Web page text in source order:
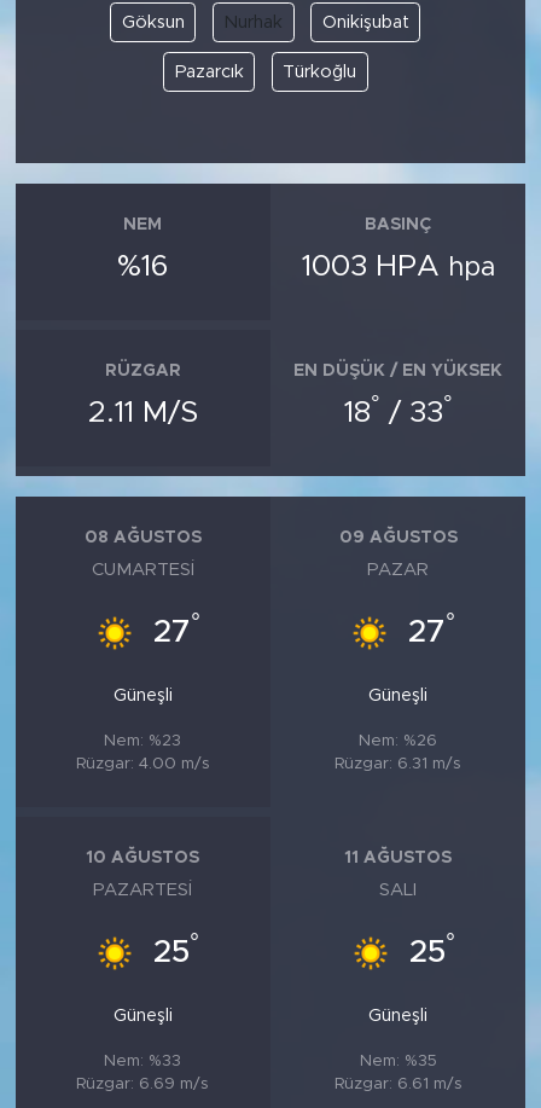
Göksun Nurhak Onikişubat
Pazarcık Türkoğlu
NEM
%16
BASINÇ
1003 HPA hpa
RÜZGAR
2.11 M/S
EN DÜŞÜK / EN YÜKSEK
18° / 33°
08 AĞUSTOS
CUMARTESI
27°
Güneşli
Nem: %23
Rüzgar: 4.00 m/s
09 AĞUSTOS
PAZAR
27°
Güneşli
Nem: %26
Rüzgar: 6.31 m/s
10 AĞUSTOS
PAZARTESI
25°
Güneşli
Nem: %33
Rüzgar: 6.69 m/s
11 AĞUSTOS
SALI
25°
Güneşli
Nem: %35
Rüzgar: 6.61 m/s
SPOR
KÜLTÜR SANAT
TARİH
FOTO GALERİ
VİDEOLAR
ALINTI YAZARLAR
SOSYAL MEDYA